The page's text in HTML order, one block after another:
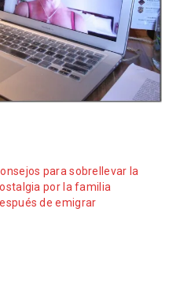
para sobrellevar la
por la familia
de emigrar